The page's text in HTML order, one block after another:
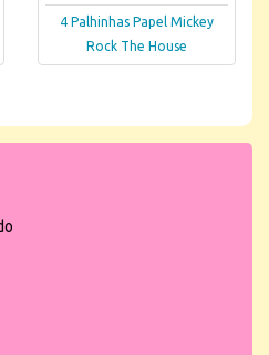
4 Palhinhas Papel Mickey
Rock The House